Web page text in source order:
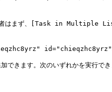
たは所有者はまず、[Task
できます。次のいずれかを実行でき